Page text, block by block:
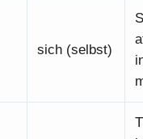
sich (selbst)